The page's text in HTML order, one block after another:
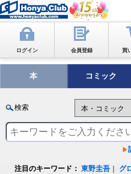
ログイン 会員登録 買
本 コミック
検索
注目のキーワード： 東野圭吾 グ